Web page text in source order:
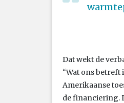
Dat wekt de
“Wat ons betreft
Amerikaanse
de financiering.